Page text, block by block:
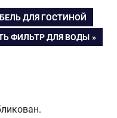
ДЛЯ ГОСТИНОЙ
ФИЛЬТР ДЛЯ ВОДЫ